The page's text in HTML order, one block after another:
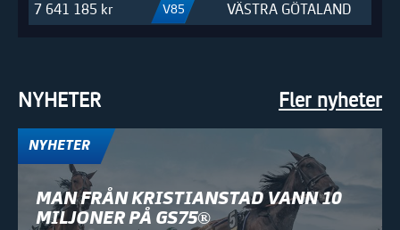
7 641 185 kr
V85 VÄSTRA GÖTALAND
NYHETER Fler nyheter
NYHETER
MAN FRÅN KRISTIANSTAD VANN 10
MILJONER PÅ GS75®